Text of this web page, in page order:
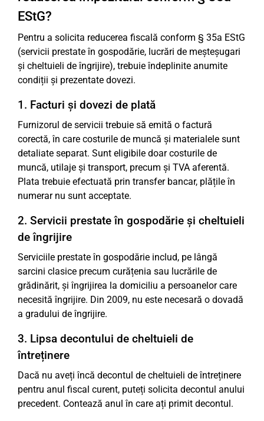
EStG?
Pentru a solicita reducerea fiscală conform § 35a EStG
(servicii prestate în gospodărie, lucrări de meșteșugari
și cheltuieli de îngrijire), trebuie îndeplinite anumite
condiții și prezentate dovezi.
1. Facturi și dovezi de plată
Furnizorul de servicii trebuie să emită o factură
corectă, în care costurile de muncă și materialele sunt
detaliate separat. Sunt eligibile doar costurile de
muncă, utilaje și transport, precum și TVA aferentă.
Plata trebuie efectuată prin transfer bancar, plățile în
numerar nu sunt acceptate.
2. Servicii prestate în gospodărie și cheltuieli
de îngrijire
Serviciile prestate în gospodărie includ, pe lângă
sarcini clasice precum curățenia sau lucrările de
grădinărit, și îngrijirea la domiciliu a persoanelor care
necesită îngrijire. Din 2009, nu este necesară o dovadă
a gradului de îngrijire.
3. Lipsa decontului de cheltuieli de
întreținere
Dacă nu aveți încă decontul de cheltuieli de întreținere
pentru anul fiscal curent, puteți solicita decontul anului
precedent. Contează anul în care ați primit decontul.